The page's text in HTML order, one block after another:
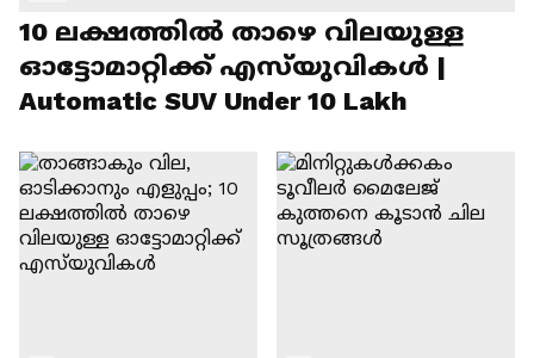
10 ലക്ഷത്തിൽ താഴെ വിലയുള്ള
ഓട്ടോമാറ്റിക്ക് എസ്‍യുവികൾ |
Automatic SUV Under 10 Lakh